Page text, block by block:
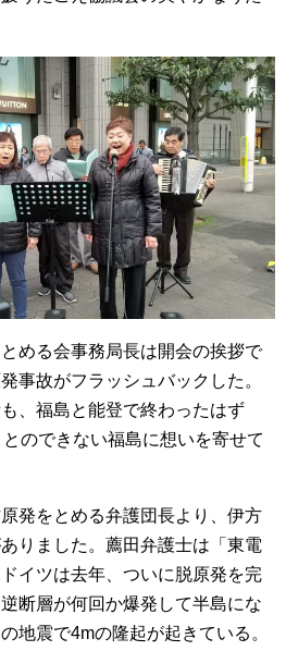
める会事務局長は開会の挨拶で
事故がフラッシュバックした。
、福島と能登で終わったはず
のできない福島に想いを寄せて
発をとめる弁護団長より、伊方
りました。薦田弁護士は「東電
イツは去年、ついに脱原発を完
断層が何回か爆発して半島にな
地震で4mの隆起が起きている。